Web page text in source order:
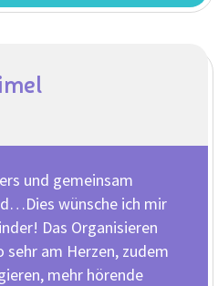
und gemeinsam
wünsche ich mir
Das Organisieren
am Herzen, zudem
mehr hörende